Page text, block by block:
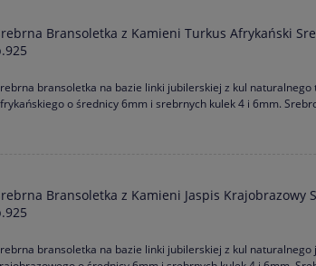
Najniższa cena: 39,90 zł
Bransoletka z Kamieni Turkus Afrykański
bransoletka na bazie linki jubilerskiej z kul naturalnego
o średnicy 6mm i srebrnych kulek 4 i 6mm.
Bransoletka z Kamieni Jaspis Krajobrazowy
bransoletka na bazie linki jubilerskiej z kul naturalnego